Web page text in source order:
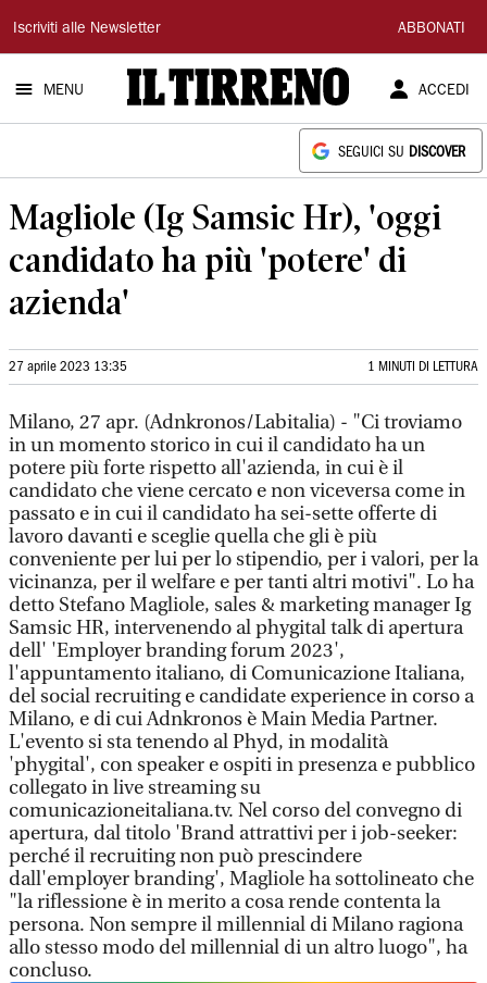
Il
Tirreno
Iscriviti alle Newsletter ABBONATI
MENU ACCEDI
SEGUICI SU DISCOVER
Magliole (Ig Samsic Hr), 'oggi
candidato ha più 'potere' di
azienda'
27 aprile 2023 13:35 1 MINUTI DI LETTURA
Milano, 27 apr. (Adnkronos/Labitalia) - "Ci troviamo
in un momento storico in cui il candidato ha un
potere più forte rispetto all'azienda, in cui è il
candidato che viene cercato e non viceversa come in
passato e in cui il candidato ha sei-sette offerte di
lavoro davanti e sceglie quella che gli è più
conveniente per lui per lo stipendio, per i valori, per la
vicinanza, per il welfare e per tanti altri motivi". Lo ha
detto Stefano Magliole, sales & marketing manager Ig
Samsic HR, intervenendo al phygital talk di apertura
dell' 'Employer branding forum 2023',
l'appuntamento italiano, di Comunicazione Italiana,
del social recruiting e candidate experience in corso a
Milano, e di cui Adnkronos è Main Media Partner.
L'evento si sta tenendo al Phyd, in modalità
'phygital', con speaker e ospiti in presenza e pubblico
collegato in live streaming su
comunicazioneitaliana.tv. Nel corso del convegno di
apertura, dal titolo 'Brand attrattivi per i job-seeker:
perché il recruiting non può prescindere
dall'employer branding', Magliole ha sottolineato che
"la riflessione è in merito a cosa rende contenta la
persona. Non sempre il millennial di Milano ragiona
allo stesso modo del millennial di un altro luogo", ha
concluso.